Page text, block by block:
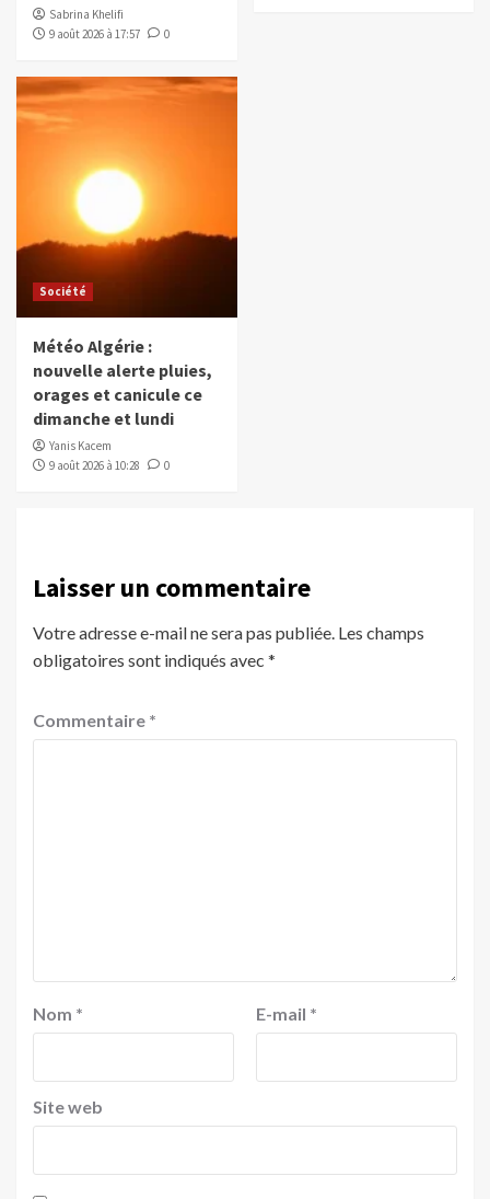
Sabrina Khelifi
9 août 2026 à 17:57
0
Société
Météo Algérie :
nouvelle alerte pluies,
orages et canicule ce
dimanche et lundi
Yanis Kacem
9 août 2026 à 10:28
0
Laisser un commentaire
Votre adresse e-mail ne sera pas publiée. Les champs
obligatoires sont indiqués avec *
Commentaire *
Nom * E-mail *
Site web